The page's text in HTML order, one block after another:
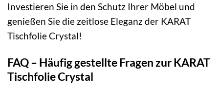
Investieren Sie in den Schutz Ihrer Möbel und
genießen Sie die zeitlose Eleganz der KARAT
Tischfolie Crystal!
FAQ – Häufig gestellte Fragen zur KARAT
Tischfolie Crystal